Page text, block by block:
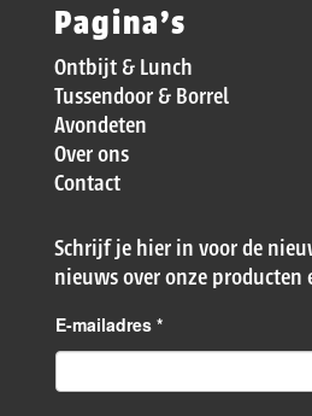
Pagina’s
Ontbijt & Lunch
Tussendoor & Borrel
Avondeten
Over ons
Contact
Schrijf je hier in voor de
nieuws over onze producten
E-mailadres *